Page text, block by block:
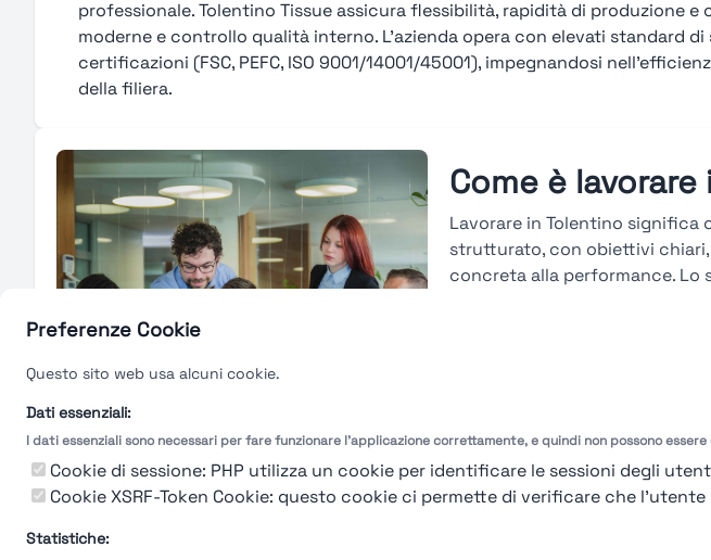
Preferenze Cookie
Questo sito web usa alcuni cookie.
Dati essenziali:
I dati essenziali sono necessari per fare funzionare l'applicazione correttamente, e quindi non possono
Cookie di sessione: PHP utilizza un cookie per identificare le sessioni degli
Cookie XSRF-Token Cookie: questo cookie ci permette di verificare che
Statistiche:
professionale. Tolentino Tissue assicura flessibilità, rapidità di produzione e
moderne e controllo qualità interno. L’azienda opera con elevati standard
certificazioni (FSC, PEFC, ISO 9001/14001/45001), impegnandosi
della filiera.
Come è
Lavorare in Tolentino significa
strutturato, con obiettivi
concreta alla performance. Lo
Guarda le valutazioni →